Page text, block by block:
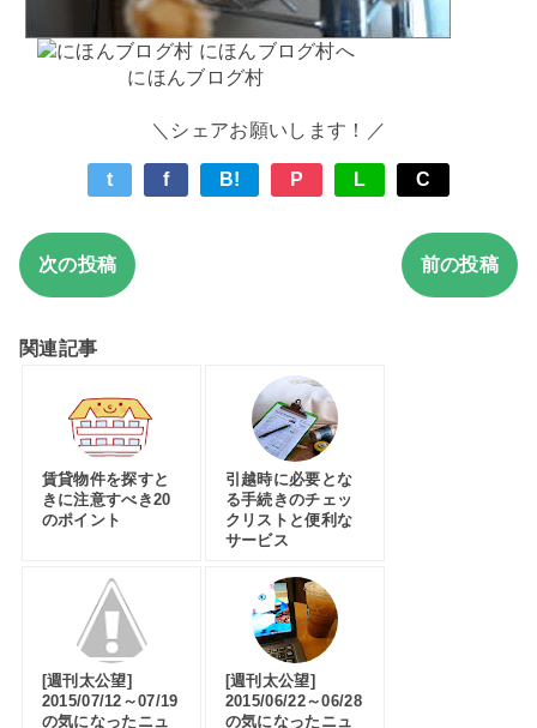
にほんブログ村
＼シェアお願いします！／
t f B! P L C
次の投稿 前の投稿
関連記事
賃貸物件を探すと
きに注意すべき20
のポイント
引越時に必要とな
る手続きのチェッ
クリストと便利な
サービス
[週刊太公望]
2015/07/12～07/19
の気になったニュ
[週刊太公望]
2015/06/22～06/28
の気になったニュ